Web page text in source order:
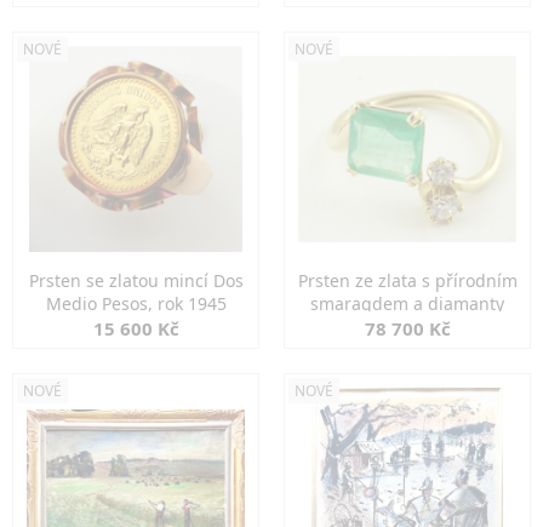
NOVÉ
Prsten se zlatou mincí Dos
Medio Pesos, rok 1945
15 600 Kč
NOVÉ
Prsten ze zlata s přírodním
smaragdem a diamanty
78 700 Kč
NOVÉ NOVÉ